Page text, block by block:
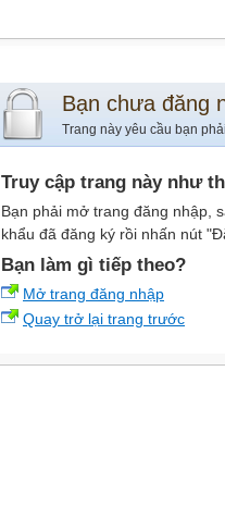
Bạn chưa đăng
Trang này yêu cầu bạn
Truy cập trang này như
Bạn phải mở trang đăng nhập,
khẩu đã đăng ký rồi nhấn nút
Bạn làm gì tiếp theo?
Mở trang đăng nhập
Quay trở lại trang trước